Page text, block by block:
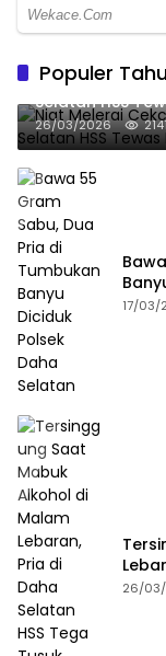
Populer
Niat Melerai
Selatan HSS
26/03/2026
17/03/
26/